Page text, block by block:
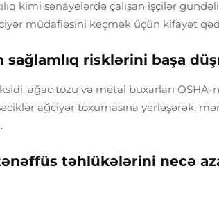
kimi sənayelərdə çalışan işçilər
müdafiəsini keçmək üçün kifayət
sağlamlıq risklərini başa
ağac tozu və metal buxarları OSHA-
ağciyər toxumasına yerləşərək,
təhlükələrini necə